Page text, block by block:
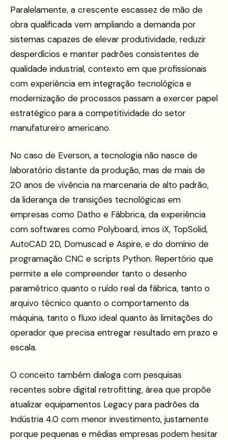
Paralelamente, a crescente escassez de mão de
obra qualificada vem ampliando a demanda por
sistemas capazes de elevar produtividade, reduzir
desperdícios e manter padrões consistentes de
qualidade industrial, contexto em que profissionais
com experiência em integração tecnológica e
modernização de processos passam a exercer papel
estratégico para a competitividade do setor
manufatureiro americano.
No caso de Everson, a tecnologia não nasce de
laboratório distante da produção, mas de mais de
20 anos de vivência na marcenaria de alto padrão,
da liderança de transições tecnológicas em
empresas como Datho e Fábbrica, da experiência
com softwares como Polyboard, imos iX, TopSolid,
AutoCAD 2D, Domuscad e Aspire, e do domínio de
programação CNC e scripts Python. Repertório que
permite a ele compreender tanto o desenho
paramétrico quanto o ruído real da fábrica, tanto o
arquivo técnico quanto o comportamento da
máquina, tanto o fluxo ideal quanto às limitações do
operador que precisa entregar resultado em prazo e
escala.
O conceito também dialoga com pesquisas
recentes sobre digital retrofitting, área que propõe
atualizar equipamentos Legacy para padrões da
Indústria 4.0 com menor investimento, justamente
porque pequenas e médias empresas podem hesitar